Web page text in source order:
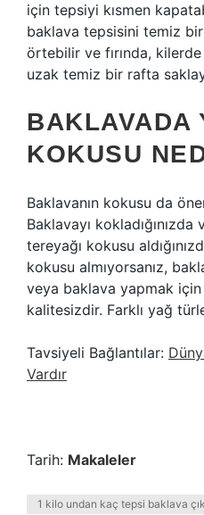
için tepsiyi kısmen
baklava tepsisini temiz
örtebilir ve fırında, kilerde
uzak temiz bir rafta
BAKLAVADA
KOKUSU
Baklavanın kokusu da
Baklavayı
tereyağı kokusu
kokusu almıyorsanız,
veya baklava yapmak için
kalitesizdir. Farklı yağ
Tavsiyeli Bağlantılar:
Vardır
Tarih: Makaleler
1 kilo undan kaç tepsi baklava